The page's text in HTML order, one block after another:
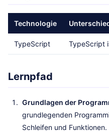
Technologie
TypeScript TypeScript
Lernpfad
Grundlagen der
grundlegenden
Schleifen und Funktionen.